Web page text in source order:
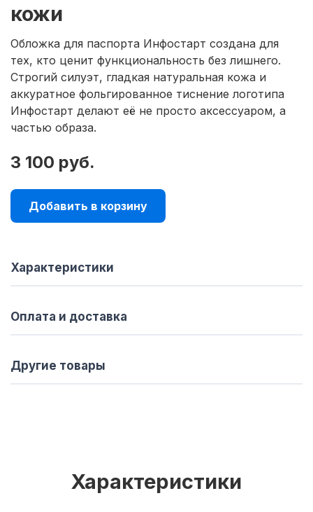
кожи
Обложка для паспорта Инфостарт создана для
тех, кто ценит функциональность без лишнего.
Строгий силуэт, гладкая натуральная кожа и
аккуратное фольгированное тиснение логотипа
Инфостарт делают её не просто аксессуаром, а
частью образа.
3 100 руб.
Добавить в корзину
Характеристики
Оплата и доставка
Другие товары
Характеристики